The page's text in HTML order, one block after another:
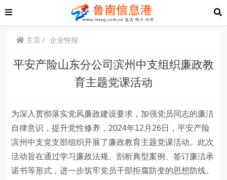
主页 企业快报
平安产险山东分公司滨州中支组织廉政教
育主题党课活动
为深入贯彻落实党风廉政建设要求，加强党员同志的廉洁
自律意识，提升党性修养， 2024年12月26日 ，平安产险
滨州中支党支部组织开展了廉政教育主题党课活动。此次
活动旨在通过学习廉政法规、剖析典型案例、签订廉洁承
诺书等形式，进一步筑牢党员干部拒腐防变的思想防线。